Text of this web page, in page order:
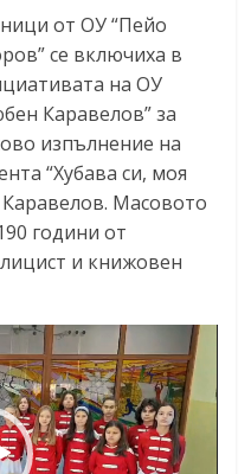
от ОУ “Пейо
се включиха в
на ОУ
Каравелов” за
изпълнение на
“Хубава си, моя
Масовото
години от
и книжовен